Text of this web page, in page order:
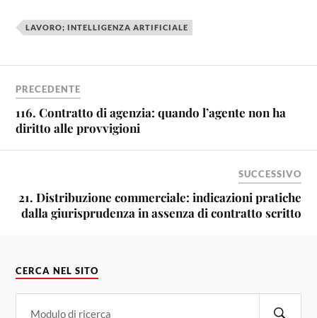
LAVORO; INTELLIGENZA ARTIFICIALE
PRECEDENTE
116. Contratto di agenzia: quando l’agente non ha
diritto alle provvigioni
SUCCESSIVO
21. Distribuzione commerciale: indicazioni pratiche
dalla giurisprudenza in assenza di contratto scritto
CERCA NEL SITO